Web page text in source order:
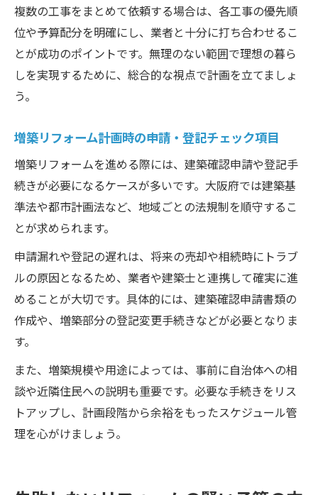
複数の工事をまとめて依頼する場合は、各工事の優先順
位や予算配分を明確にし、業者と十分に打ち合わせるこ
とが成功のポイントです。無理のない範囲で理想の暮ら
しを実現するために、総合的な視点で計画を立てましょ
う。
増築リフォーム計画時の申請・登記チェック項目
増築リフォームを進める際には、建築確認申請や登記手
続きが必要になるケースが多いです。大阪府では建築基
準法や都市計画法など、地域ごとの法規制を順守するこ
とが求められます。
申請漏れや登記の遅れは、将来の売却や相続時にトラブ
ルの原因となるため、業者や建築士と連携して確実に進
めることが大切です。具体的には、建築確認申請書類の
作成や、増築部分の登記変更手続きなどが必要となりま
す。
また、増築規模や用途によっては、事前に自治体への相
談や近隣住民への説明も重要です。必要な手続きをリス
トアップし、計画段階から余裕をもったスケジュール管
理を心がけましょう。